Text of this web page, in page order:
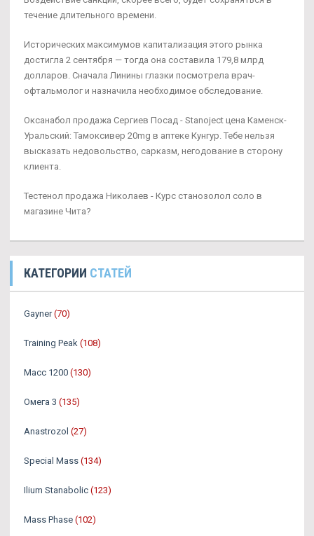
течение длительного времени.
Исторических максимумов капитализация этого рынка
достигла 2 сентября — тогда она составила 179,8 млрд
долларов. Сначала Линины глазки посмотрела врач-
офтальмолог и назначила необходимое обследование.
Оксанабол продажа Сергиев Посад - Stanoject цена Каменск-
Уральский: Тамоксивер 20mg в аптеке Кунгур. Тебе нельзя
высказать недовольство, сарказм, негодование в сторону
клиента.
Тестенол продажа Николаев - Курс станозолол соло в
магазине Чита?
КАТЕГОРИИ СТАТЕЙ
Gayner (70)
Training Peak (108)
Масс 1200 (130)
Омега 3 (135)
Аnastrozol (27)
Special Mass (134)
Ilium Stanabolic (123)
Mass Phase (102)